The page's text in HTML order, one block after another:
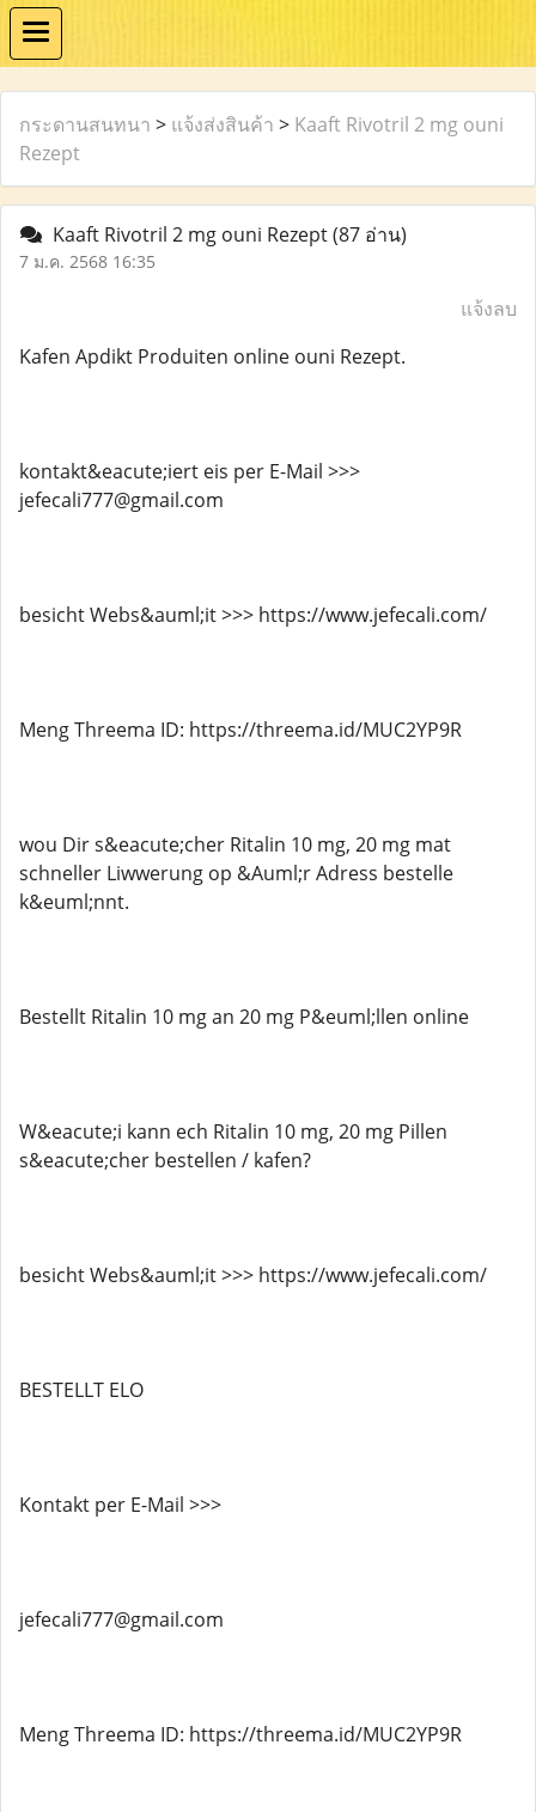
กระดานสนทนา > แจ้งส่งสินค้า > Kaaft Rivotril 2 mg ouni
Rezept
Kaaft Rivotril 2 mg ouni Rezept(87 อ่าน)
7 ม.ค. 2568 16:35
แจ้งลบ
Kafen Apdikt Produiten online ouni Rezept.
kontakt&eacute;iert eis per E-Mail >>>
jefecali777@gmail.com
besicht Webs&auml;it >>> https://www.jefecali.com/
Meng Threema ID: https://threema.id/MUC2YP9R
wou Dir s&eacute;cher Ritalin 10 mg, 20 mg mat
schneller Liwwerung op &Auml;r Adress bestelle
k&euml;nnt.
Bestellt Ritalin 10 mg an 20 mg P&euml;llen online
W&eacute;i kann ech Ritalin 10 mg, 20 mg Pillen
s&eacute;cher bestellen / kafen?
besicht Webs&auml;it >>> https://www.jefecali.com/
BESTELLT ELO
Kontakt per E-Mail >>>
jefecali777@gmail.com
Meng Threema ID: https://threema.id/MUC2YP9R